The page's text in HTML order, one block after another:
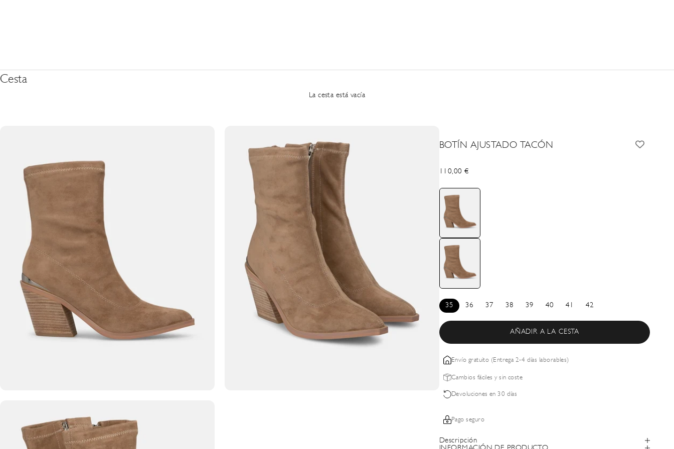
Cesta
La cesta está vacía
BOTÍN AJUSTADO TACÓN
Precio de oferta
110,00 €
35 36 37 38 39 40 41 42
AÑADIR A LA CESTA
Envío gratuito (Entrega 2-4 días laborables)
Cambios fáciles y sin coste
Devoluciones en 30 días
Pago seguro
Descripción